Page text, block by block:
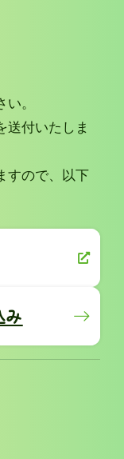
。
送付いたしま
すので、以下